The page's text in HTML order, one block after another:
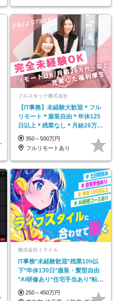
フルスタック株式会社
【IT事務】未経験大歓迎＊フル
リモート＊服装自由＊年休125
日以上＊残業なし＊月給26万円
以上
350～500万円
フルリモートあり
株式会社ミライル
IT事務*未経験歓迎*残業10h以
下*年休130日*服装・髪型自由
*AI研修あり*住宅手当あり*転勤
なし
250～450万円